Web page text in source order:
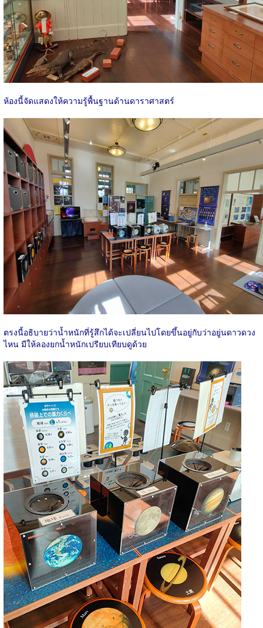
ห้องนี้จัดแสดงให้ความรู้พื้นฐานด้านดาราศาสตร์
ตรงนี้อธิบายว่าน้ำหนักที่รู้สึกได้จะเปลี่ยนไปโดยขึ้นอยู่กับว่าอยู่นดาวดวง
ไหน มีให้ลองยกน้ำหนักเปรียบเทียบดูด้วย